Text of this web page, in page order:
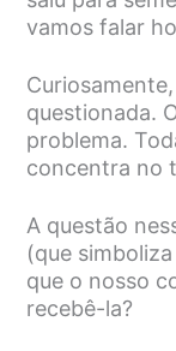
vamos falar
questionada.
problema.
concentra no
A questão
(que
que o nosso
recebê-la?